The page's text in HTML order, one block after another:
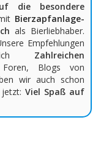
die besondere
Bierzapfanlage-
als Bierliebhaber.
Empfehlungen
Zahlreichen
Blogs von
wir auch schon
jetzt:Viel Spaß auf